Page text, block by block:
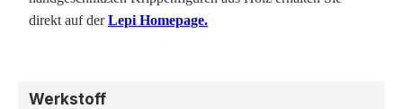
direkt auf derLepi Homepage.
Werkstoff